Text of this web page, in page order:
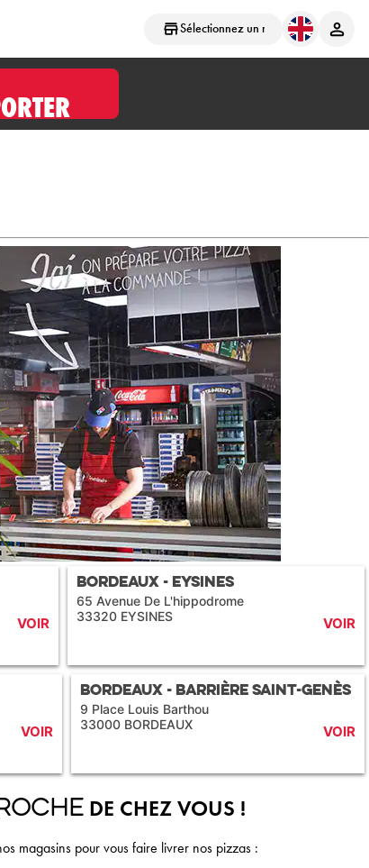
Sélectionnez un magasin
VOIR
Bordeaux - Eysines
65 Avenue De L'hippodrome
33320 EYSINES
VOIR
VOIR
Bordeaux - Barrière Saint-Genès
9 Place Louis Barthou
33000 BORDEAUX
VOIR
DE CHEZ VOUS !
magasins pour vous faire livrer nos pizzas :